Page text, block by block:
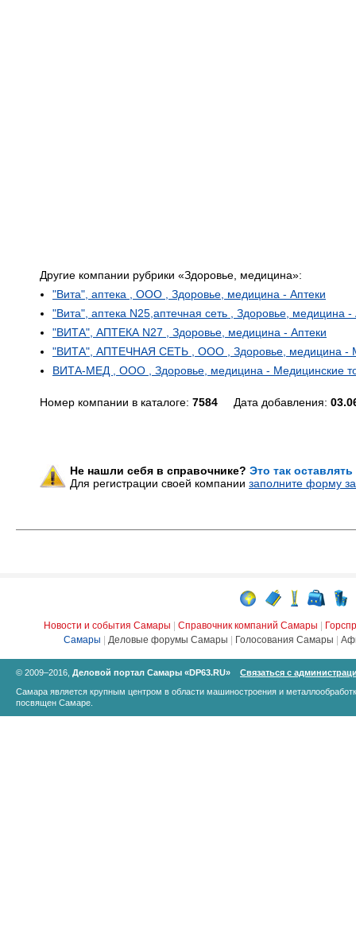
Другие компании рубрики «Здоровье, медицина»:
"Вита", аптека , ООО , Здоровье, медицина - Аптеки
"Вита", аптека N25,аптечная сеть , Здоровье, медицина -
"ВИТА", АПТЕКА N27 , Здоровье, медицина - Аптеки
"ВИТА", АПТЕЧНАЯ СЕТЬ , ООО , Здоровье, медицина -
ВИТА-МЕД , ООО , Здоровье, медицина - Медицинские
Номер компании в каталоге: 7584 Дата добавления:
Не нашли себя в справочнике? Это так
Для регистрации своей компании заполните форму
Новости и события Самары Справочник компаний Самары
Самары
Деловые форумы Самары Голосования Самары
© 2009–2016, Деловой портал Самары «DP63.RU»
Связаться с
Самара является крупным центром в области машиностроения и
посвящен Самаре.